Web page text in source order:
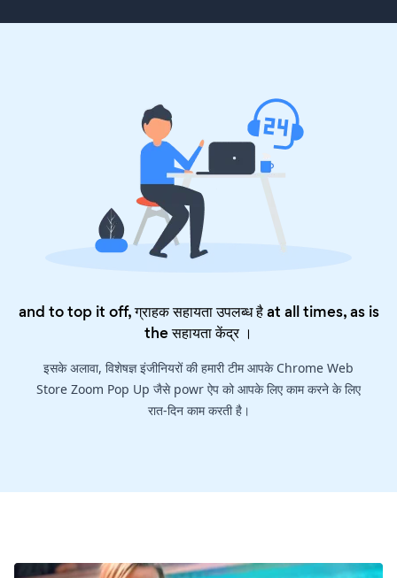
and to top it off, ग्राहक सहायता उपलब्ध है at all times, as is
theसहायता केंद्र।
इसके अलावा, विशेषज्ञ इंजीनियरों की हमारी टीम आपके Chrome Web
Store Zoom Pop Up जैसे powr ऐप को आपके लिए काम करने के लिए
रात-दिन काम करती है।